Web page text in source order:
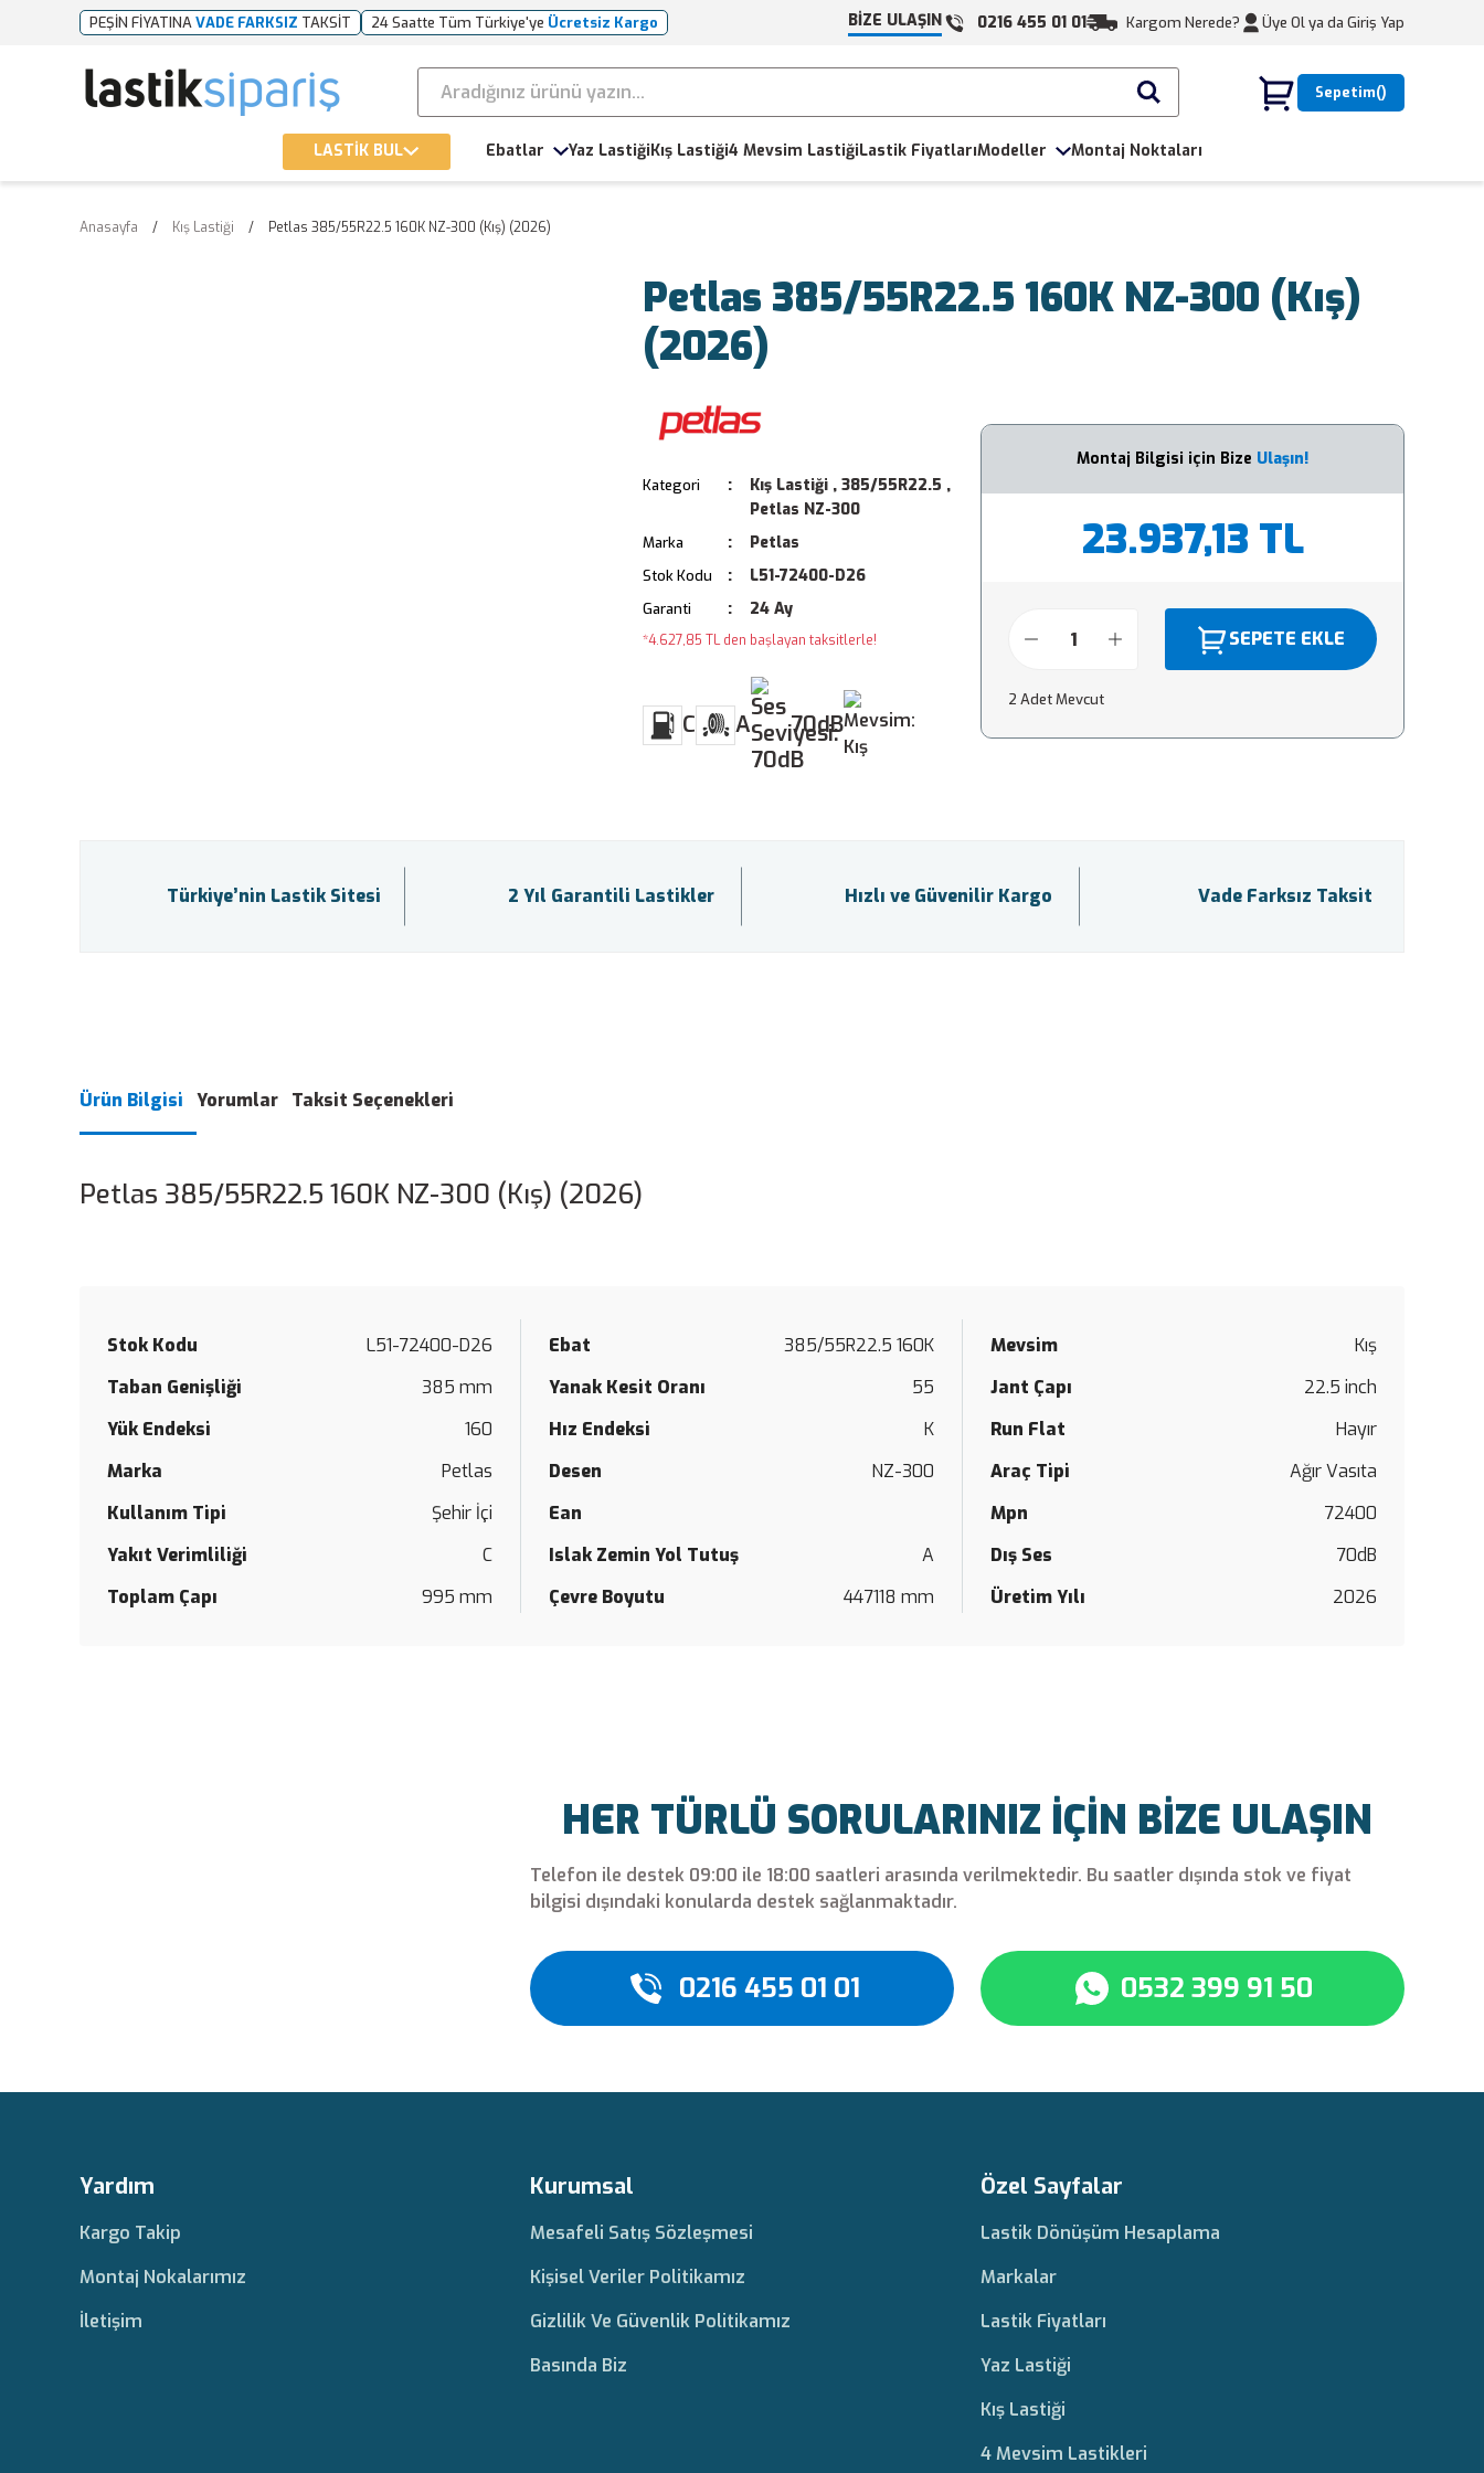
PEŞİN FİYATINAVADE FARKSIZ TAKSİT 24 Saatte Tüm Türkiye'ye Ücretsiz Kargo BİZE ULAŞIN 0216 455 01 01 Kargom Nerede? Üye Ol ya da Giriş Yap
Sepetim
LASTİK BUL Ebatlar Yaz LastiğiKış Lastiği4 Mevsim LastiğiLastik FiyatlarıModeller Montaj Noktaları
Anasayfa Kış Lastiği Petlas 385/55R22.5 160K NZ-300 (Kış) (2026)
Petlas 385/55R22.5 160K NZ-300 (Kış)
(2026)
Kategori Kış Lastiği , 385/55R22.5 ,
Petlas NZ-300
Marka Petlas
Stok Kodu L51-72400-D26
Garanti 24 Ay
*4.627,85 TL den başlayan taksitlerle!
C A 70dB
Montaj Bilgisi için Bize Ulaşın!
23.937,13 TL
SEPETE EKLE
2 Adet Mevcut
Türkiye’nin Lastik Sitesi 2 Yıl Garantili Lastikler Hızlı ve Güvenilir Kargo Vade Farksız Taksit
Ürün Bilgisi Yorumlar Taksit Seçenekleri
Petlas 385/55R22.5 160K NZ-300 (Kış) (2026)
Stok Kodu L51-72400-D26 Ebat 385/55R22.5 160K Mevsim
Kış
Taban Genişliği
385 mm Yanak Kesit Oranı 55 Jant Çapı
22.5 inch
Yük Endeksi
160 Hız Endeksi K Run Flat
Hayır
Marka
Petlas Desen NZ-300 Araç Tipi
Ağır Vasıta
Kullanım Tipi
Şehir İçi Ean Mpn
72400
Yakıt Verimliliği
C Islak Zemin Yol Tutuş A Dış Ses
70dB
Toplam Çapı
995 mm Çevre Boyutu 447118 mm Üretim Yılı 2026
HER TÜRLÜ SORULARINIZ İÇİN BİZE ULAŞIN
Telefon ile destek 09:00 ile 18:00 saatleri arasında verilmektedir. Bu saatler dışında stok ve fiyat
bilgisi dışındaki konularda destek sağlanmaktadır.
0216 455 01 01 0532 399 91 50
Yardım
Kargo Takip
Montaj Nokalarımız
İletişim
Kurumsal
Mesafeli Satış Sözleşmesi
Kişisel Veriler Politikamız
Gizlilik Ve Güvenlik Politikamız
Basında Biz
Özel Sayfalar
Lastik Dönüşüm Hesaplama
Markalar
Lastik Fiyatları
Yaz Lastiği
Kış Lastiği
4 Mevsim Lastikleri